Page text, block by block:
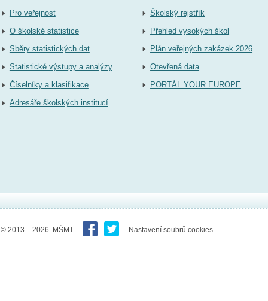
Pro veřejnost
O školské statistice
Sběry statistických dat
Statistické výstupy a analýzy
Číselníky a klasifikace
Adresáře školských institucí
Školský rejstřík
Přehled vysokých škol
Plán veřejných zakázek 2026
Otevřená data
PORTÁL YOUR EUROPE
© 2013 – 2026 MŠMT Nastavení soubrů cookies